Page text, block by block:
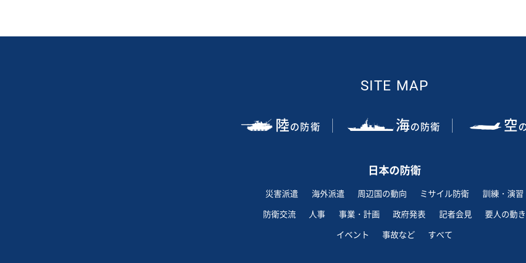
SITE MAP
陸の防衛 海の防衛 空
日本の防衛
災害派遣 海外派遣 周辺国の動向 ミサイル防衛
訓練・演習
防衛交流
人事 事業・計画 政府発表 記者会見
要人の動き
イベント
事故など すべて